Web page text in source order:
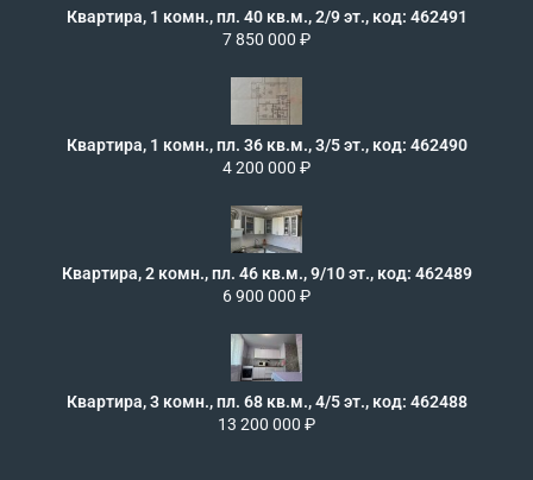
Квартира, 1 комн., пл. 40 кв.м., 2/9 эт., код: 462491
7 850 000 ₽
Квартира, 1 комн., пл. 36 кв.м., 3/5 эт., код: 462490
4 200 000 ₽
Квартира, 2 комн., пл. 46 кв.м., 9/10 эт., код: 462489
6 900 000 ₽
Квартира, 3 комн., пл. 68 кв.м., 4/5 эт., код: 462488
13 200 000 ₽